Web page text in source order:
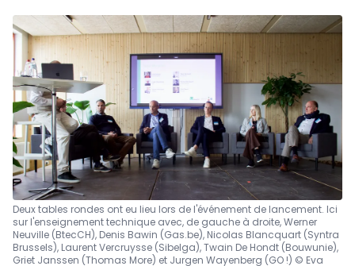
Deux tables rondes ont eu lieu lors de l'événement de lancement. Ici
sur l'enseignement technique avec, de gauche à droite, Werner
Neuville (BtecCH), Denis Bawin (Gas.be), Nicolas Blancquart (Syntra
Brussels), Laurent Vercruysse (Sibelga), Twain De Hondt (Bouwunie),
Griet Janssen (Thomas More) et Jurgen Wayenberg (GO !) © Eva